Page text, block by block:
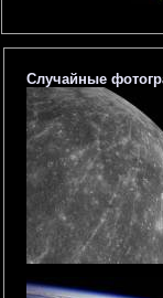
Случайные